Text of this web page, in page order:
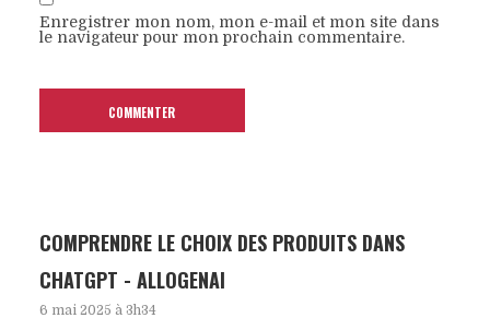
Enregistrer mon nom, mon e-mail et mon site dans
le navigateur pour mon prochain commentaire.
COMPRENDRE LE CHOIX DES PRODUITS DANS
CHATGPT - ALLOGENAI
6 mai 2025 à 3h34